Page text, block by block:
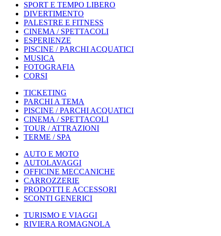
SPORT E TEMPO LIBERO
DIVERTIMENTO
PALESTRE E FITNESS
CINEMA / SPETTACOLI
ESPERIENZE
PISCINE / PARCHI ACQUATICI
MUSICA
FOTOGRAFIA
CORSI
TICKETING
PARCHI A TEMA
PISCINE / PARCHI ACQUATICI
CINEMA / SPETTACOLI
TOUR / ATTRAZIONI
TERME / SPA
AUTO E MOTO
AUTOLAVAGGI
OFFICINE MECCANICHE
CARROZZERIE
PRODOTTI E ACCESSORI
SCONTI GENERICI
TURISMO E VIAGGI
RIVIERA ROMAGNOLA